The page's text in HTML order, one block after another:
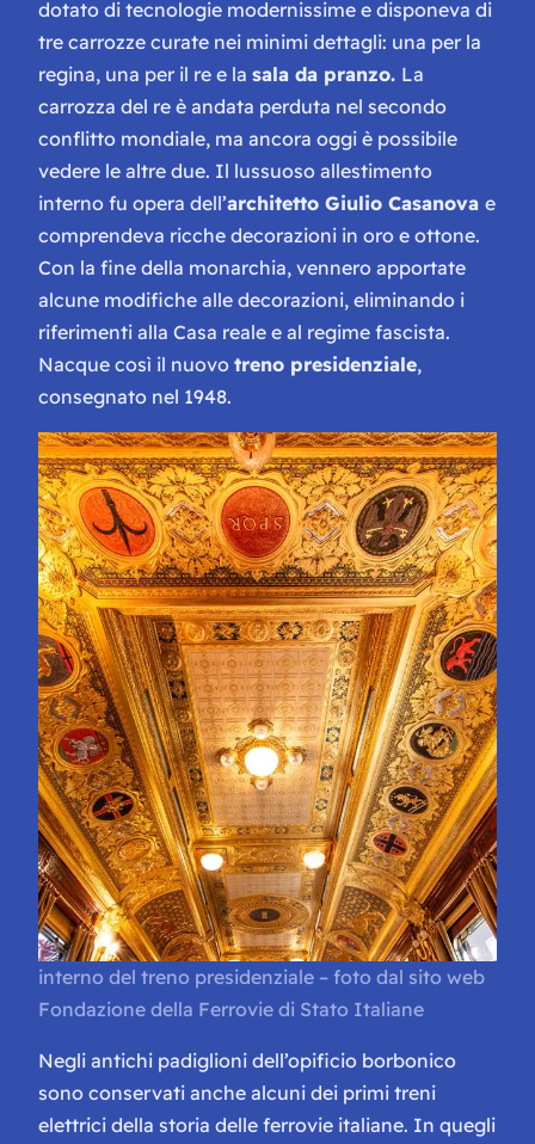
dotato di tecnologie modernissime e disponeva di
tre carrozze curate nei minimi dettagli: una per la
regina, una per il re e la sala da pranzo. La
carrozza del re è andata perduta nel secondo
conflitto mondiale, ma ancora oggi è possibile
vedere le altre due. Il lussuoso allestimento
interno fu opera dell’architetto Giulio Casanova e
comprendeva ricche decorazioni in oro e ottone.
Con la fine della monarchia, vennero apportate
alcune modifiche alle decorazioni, eliminando i
riferimenti alla Casa reale e al regime fascista.
Nacque così il nuovo treno presidenziale,
consegnato nel 1948.
interno del treno presidenziale – foto dal sito web
Fondazione della Ferrovie di Stato Italiane
Negli antichi padiglioni dell’opificio borbonico
sono conservati anche alcuni dei primi treni
elettrici della storia delle ferrovie italiane. In quegli